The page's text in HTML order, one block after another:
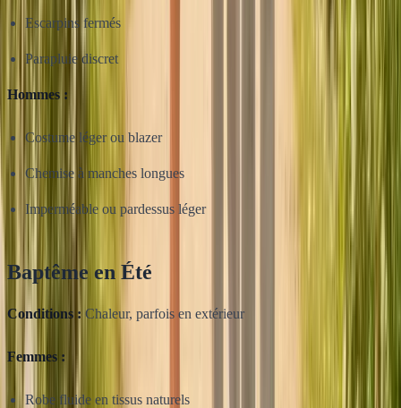
Escarpins fermés
Parapluie discret
Hommes :
Costume léger ou blazer
Chemise à manches longues
Imperméable ou pardessus léger
Baptême en Été
Conditions : Chaleur, parfois en extérieur
Femmes :
Robe fluide en tissus naturels